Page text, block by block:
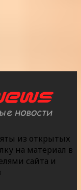
из открытых
на материал в
сайта и